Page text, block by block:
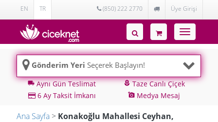
EN TR (850) 222 2770 Üye Girişi
Toggle
navigation
Gönderim Yeri Seçerek Başlayın!
local_shippingAynı Gün Teslimat local_floristTaze Canlı Çiçek
6 Ay Taksit İmkanı
add_a_photo Medya Mesaj
Ana Sayfa > Konakoğlu Mahallesi Ceyhan,